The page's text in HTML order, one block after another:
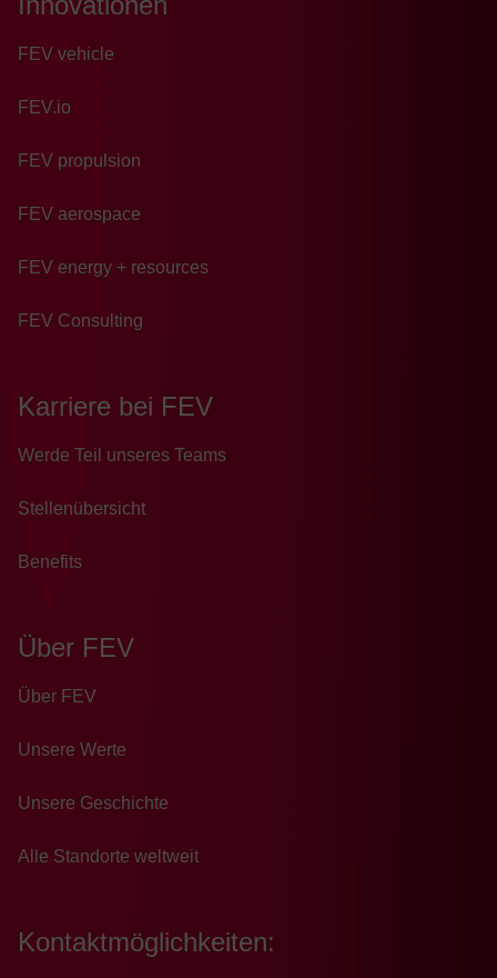
FEV vehicle
FEV.io
FEV propulsion
FEV aerospace
FEV energy + resources
FEV Consulting
Karriere bei FEV
Wer­de Teil un­se­res Teams
Stellenübersicht
Benefits
Über FEV
Über FEV
Unsere Werte
Unsere Geschichte
Alle Standorte weltweit
Kontaktmöglichkeiten: